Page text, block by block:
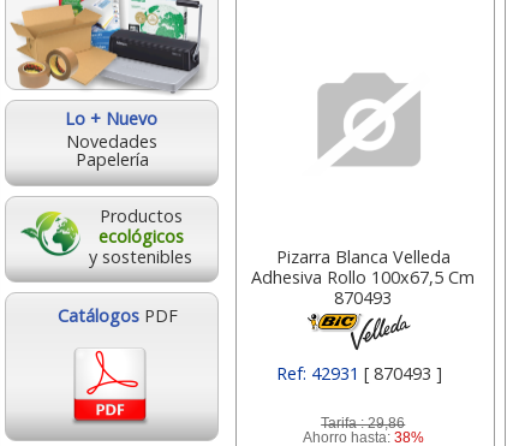
Lo + Nuevo
Novedades
Papelería
Productos
ecológicos
y sostenibles
CatálogosPDF
Pizarra Blanca Velleda
Adhesiva Rollo 100x67,5 Cm
870493
Ref: 42931[ 870493 ]
Tarifa :29,86
Ahorro hasta: 38%